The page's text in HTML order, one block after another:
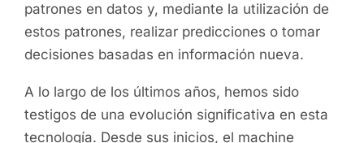
patrones en datos y, mediante la utilización de
estos patrones, realizar predicciones o tomar
decisiones basadas en información nueva.
A lo largo de los últimos años, hemos sido
testigos de una evolución significativa en esta
tecnología. Desde sus inicios, el machine